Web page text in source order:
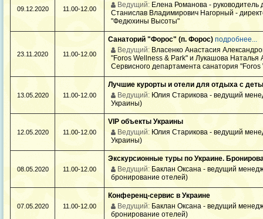
09.12.2020 11.00-12.00
Ведущий: Елена Романова - руководитель
Станислав Владимирович Нагорный -
"Федюхины Высоты"
23.11.2020 11.00-12.00
Санаторий "Форос" (п. Форос) подробнее...
Ведущий: Власенко Анастасия
"Foros Wellness & Park" и Лукашова Наталья
Сервисного департамента санатория "Foros
13.05.2020 11.00-12.00
Лучшие курорты и отели для отдыха с
Ведущий: Юлия Старикова - ведущий
Украины)
12.05.2020 11.00-12.00
VIP объекты Украины
Ведущий: Юлия Старикова - ведущий
Украины)
08.05.2020 11.00-12.00
Экскурсионные туры по Украине.
Ведущий: Баклан Оксана - ведущий
бронирование отелей)
07.05.2020 11.00-12.00
Конференц-сервис в Украине
Ведущий: Баклан Оксана - ведущий
бронирование отелей)